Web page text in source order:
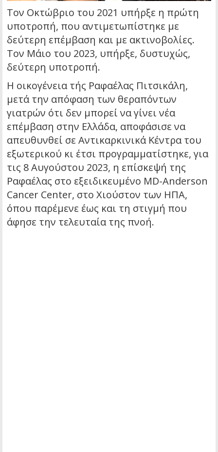
Τον Οκτώβριο του 2021 υπήρξε η πρώτη
υποτροπή, που αντιμετωπίστηκε με
δεύτερη επέμβαση και με ακτινοβολίες.
Τον Μάιο του 2023, υπήρξε, δυστυχώς,
δεύτερη υποτροπή.
Η οικογένεια τής Ραφαέλας Πιτσικάλη,
μετά την απόφαση των θεραπόντων
γιατρών ότι δεν μπορεί να γίνει νέα
επέμβαση στην Ελλάδα, αποφάσισε να
απευθυνθεί σε Αντικαρκινικά Κέντρα του
εξωτερικού κι έτσι προγραμματίστηκε, για
τις 8 Αυγούστου 2023, η επίσκεψή της
Ραφαέλας στο εξειδικευμένο MD-Anderson
Cancer Center, στο Χιούστον των ΗΠΑ,
όπου παρέμενε έως και τη στιγμή που
άφησε την τελευταία της πνοή.